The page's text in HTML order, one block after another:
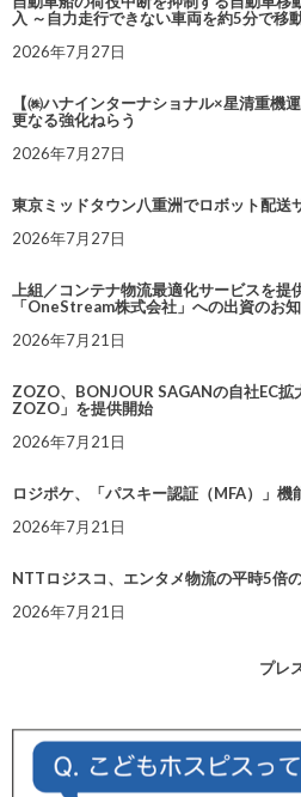
入 ～自力走行できない車両を約5分で移
2026年7月27日
【㈱ハナインターナショナル×星清重機
更なる強化ねらう
2026年7月27日
東京ミッドタウン八重洲でロボット配送
2026年7月27日
上組／コンテナ物流最適化サービスを提
「OneStream株式会社」への出資のお
2026年7月21日
ZOZO、BONJOUR SAGANの自社EC
ZOZO」を提供開始
2026年7月21日
ロジポケ、「パスキー認証（MFA）」機
2026年7月21日
NTTロジスコ、エンタメ物流の平時5倍
2026年7月21日
プレ